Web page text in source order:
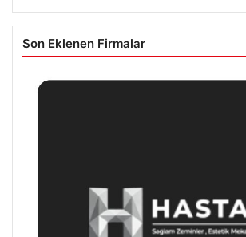
Son Eklenen Firmalar